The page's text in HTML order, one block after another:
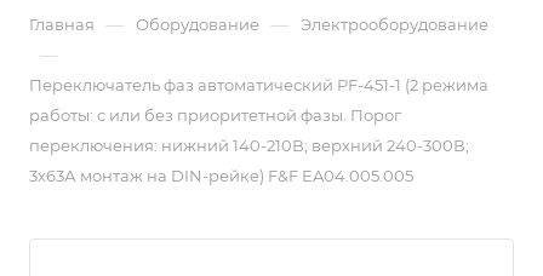
Главная — Оборудование — Электрооборудование
—
Переключатель фаз автоматический PF-451-1 (2 режима
работы: с или без приоритетной фазы. Порог
переключения: нижний 140-210В; верхний 240-300В;
3х63А монтаж на DIN-рейке) F&F EA04.005.005